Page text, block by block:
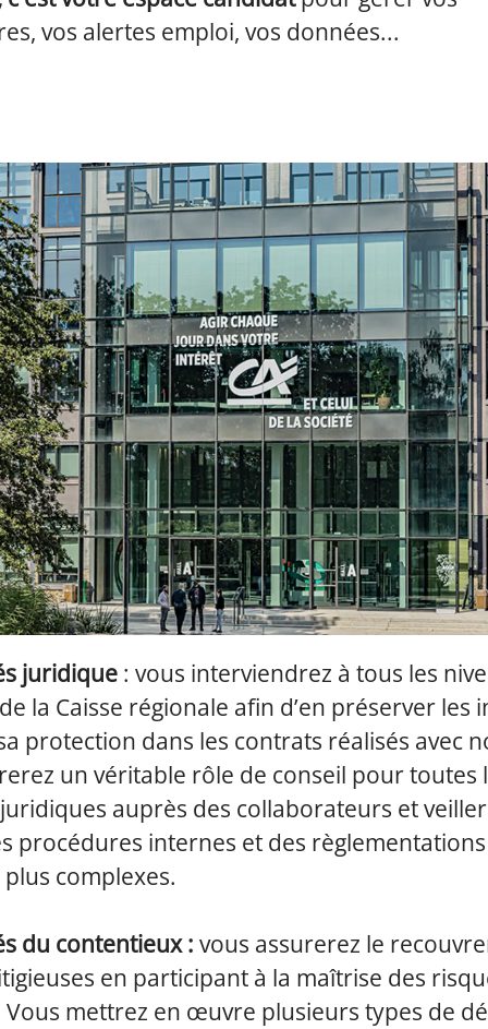
vos alertes emploi, vos données...
juridique : vous interviendrez à tous les
la Caisse régionale afin d’en préserver les
protection dans les contrats réalisés avec
un véritable rôle de conseil pour toutes
auprès des collaborateurs et
procédures internes et des
complexes.
du contentieux : vous assurerez le
en participant à la maîtrise des
mettrez en œuvre plusieurs types de